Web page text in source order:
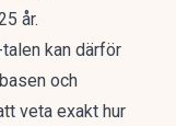
år.
kan därför
och
veta exakt hur